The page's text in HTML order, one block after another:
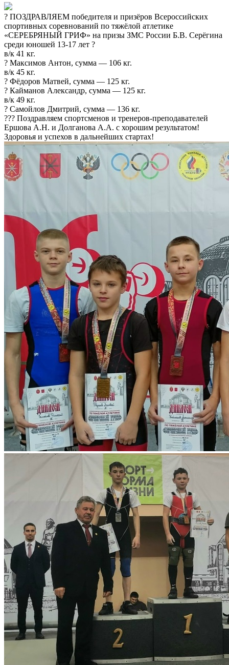
? ПОЗДРАВЛЯЕМ победителя и призёров Всероссийских
спортивных соревнований по тяжёлой атлетике
«СЕРЕБРЯНЫЙ ГРИФ» на призы ЗМС России Б.В. Серёгина
среди юношей 13-17 лет ?️
в/к 41 кг.
? Максимов Антон, сумма — 106 кг.
в/к 45 кг.
? Фёдоров Матвей, сумма — 125 кг.
? Кайманов Александр, сумма — 125 кг.
в/к 49 кг.
? Самойлов Дмитрий, сумма — 136 кг.
??? Поздравляем спортсменов и тренеров-преподавателей
Ершова А.Н. и Долганова А.А. с хорошим результатом!
Здоровья и успехов в дальнейших стартах!